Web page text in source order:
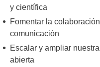
y científica
Fomentar la
comunicación
Escalar y ampliar
abierta